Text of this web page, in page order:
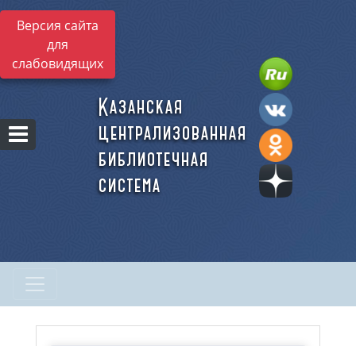
Версия сайта
для
слабовидящих
Казанская
централизованная
библиотечная
система